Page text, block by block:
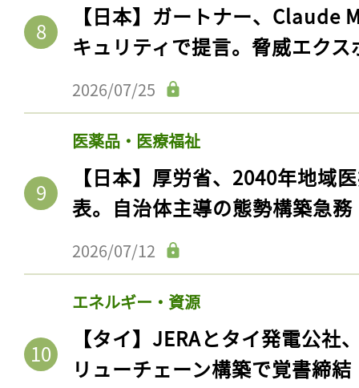
【日本】ガートナー、Claude
キュリティで提言。脅威エク
2026/07/25
医薬品・医療福祉
【日本】厚労省、2040年地域
表。自治体主導の態勢構築急務
2026/07/12
エネルギー・資源
【タイ】JERAとタイ発電公社
リューチェーン構築で覚書締結